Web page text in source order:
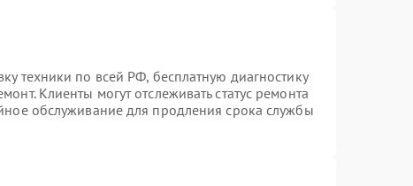
техники по всей РФ, бесплатную диагностику
Клиенты могут отслеживать статус ремонта
обслуживание для продления срока службы